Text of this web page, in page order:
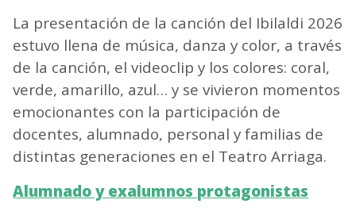
La presentación de la canción del Ibilaldi 2026
estuvo llena de música, danza y color, a través
de la canción, el videoclip y los colores: coral,
verde, amarillo, azul… y se vivieron momentos
emocionantes con la participación de
docentes, alumnado, personal y familias de
distintas generaciones en el Teatro Arriaga.
Alumnado y exalumnos protagonistas